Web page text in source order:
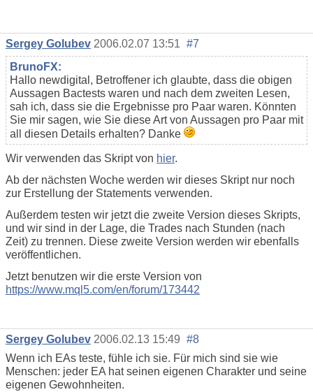
Sergey Golubev 2006.02.07 13:51 #7
BrunoFX:
Hallo newdigital, Betroffener ich glaubte, dass die obigen
Aussagen Bactests waren und nach dem zweiten Lesen,
sah ich, dass sie die Ergebnisse pro Paar waren. Könnten
Sie mir sagen, wie Sie diese Art von Aussagen pro Paar mit
all diesen Details erhalten? Danke
Wir verwenden das Skript von hier.
Ab der nächsten Woche werden wir dieses Skript nur noch
zur Erstellung der Statements verwenden.
Außerdem testen wir jetzt die zweite Version dieses Skripts,
und wir sind in der Lage, die Trades nach Stunden (nach
Zeit) zu trennen. Diese zweite Version werden wir ebenfalls
veröffentlichen.
Jetzt benutzen wir die erste Version von
https://www.mql5.com/en/forum/173442
Sergey Golubev 2006.02.13 15:49 #8
Wenn ich EAs teste, fühle ich sie. Für mich sind sie wie
Menschen: jeder EA hat seinen eigenen Charakter und seine
eigenen Gewohnheiten.